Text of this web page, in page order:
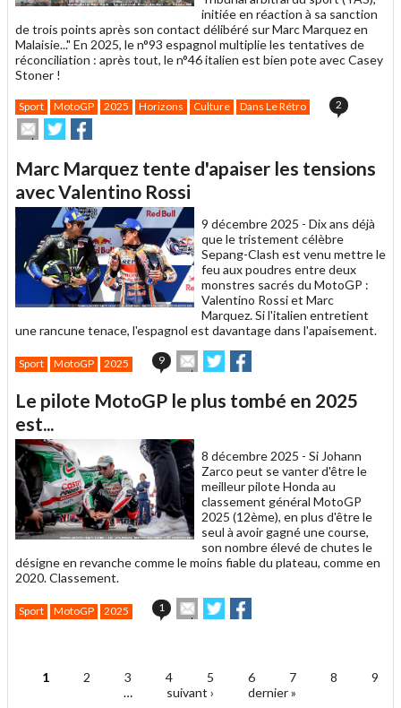
initiée en réaction à sa sanction
de trois points après son contact délibéré sur Marc Marquez en
Malaisie..." En 2025, le n°93 espagnol multiplie les tentatives de
réconciliation : après tout, le n°46 italien est bien pote avec Casey
Stoner !
Sport MotoGP 2025 Horizons Culture Dans Le Rétro 2
Envoyer
cet
à
un
ami
Partager
sur
sur
Marc Marquez tente d'apaiser les tensions
avec Valentino Rossi
9 décembre 2025 - Dix ans déjà
que le tristement célèbre
Sepang-Clash est venu mettre le
feu aux poudres entre deux
monstres sacrés du MotoGP :
Valentino Rossi et Marc
Marquez. Si l'italien entretient
une rancune tenace, l'espagnol est davantage dans l'apaisement.
Sport MotoGP 2025 9
Envoyer
cet
à
Partager
sur sur
Le pilote MotoGP le plus tombé en 2025
est...
8 décembre 2025 - Si Johann
Zarco peut se vanter d'être le
meilleur pilote Honda au
classement général MotoGP
2025 (12ème), en plus d'être le
seul à avoir gagné une course,
son nombre élevé de chutes le
désigne en revanche comme le moins fiable du plateau, comme en
2020. Classement.
Sport MotoGP 2025 1
Envoyer
cet
Partager
sur sur
Pages
1 2 3 4 5 6 7 8
9
…
suivant › dernier »